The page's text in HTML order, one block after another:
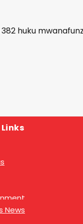
huku
News